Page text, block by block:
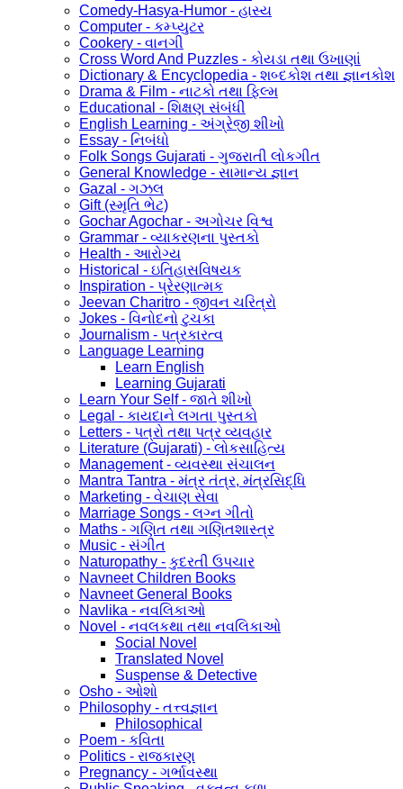
Comedy-Hasya-Humor - હાસ્ય
Computer - કમ્પ્યુટર
Cookery - વાનગી
Cross Word And Puzzles - કોયડા તથા ઉખાણાં
Dictionary & Encyclopedia - શબ્દકોશ તથા જ્ઞાનકોશ
Drama & Film - નાટકો તથા ફિલ્મ
Educational - શિક્ષણ સંબંધી
English Learning - અંગ્રેજી શીખો
Essay - નિબંધો
Folk Songs Gujarati - ગુજરાતી લોકગીત
General Knowledge - સામાન્ય જ્ઞાન
Gazal - ગઝલ
Gift (સ્મૃતિ ભેટ)
Gochar Agochar - અગોચર વિશ્વ
Grammar - વ્યાકરણના પુસ્તકો
Health - આરોગ્ય
Historical - ઇતિહાસવિષયક
Inspiration - પ્રેરણાત્મક
Jeevan Charitro - જીવન ચરિત્રો
Jokes - વિનોદનો ટુચકા
Journalism - પત્રકારત્વ
Language Learning
Learn English
Learning Gujarati
Learn Your Self - જાતે શીખો
Legal - કાયદાને લગતા પુસ્તકો
Letters - પત્રો તથા પત્ર વ્યવહાર
Literature (Gujarati) - લોકસાહિત્ય
Management - વ્યવસ્થા સંચાલન
Mantra Tantra - મંત્ર તંત્ર, મંત્રસિદ્ધિ
Marketing - વેચાણ સેવા
Marriage Songs - લગ્ન ગીતો
Maths - ગણિત તથા ગણિતશાસ્ત્ર
Music - સંગીત
Naturopathy - કુદરતી ઉપચાર
Navneet Children Books
Navneet General Books
Navlika - નવલિકાઓ
Novel - નવલકથા તથા નવલિકાઓ
Social Novel
Translated Novel
Suspense & Detective
Osho - ઓશો
Philosophy - તત્ત્વજ્ઞાન
Philosophical
Poem - કવિતા
Politics - રાજકારણ
Pregnancy - ગર્ભાવસ્થા